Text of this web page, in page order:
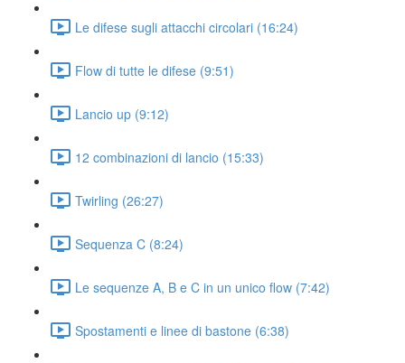
Le difese sugli attacchi circolari (16:24)
Flow di tutte le difese (9:51)
Lancio up (9:12)
12 combinazioni di lancio (15:33)
Twirling (26:27)
Sequenza C (8:24)
Le sequenze A, B e C in un unico flow (7:42)
Spostamenti e linee di bastone (6:38)